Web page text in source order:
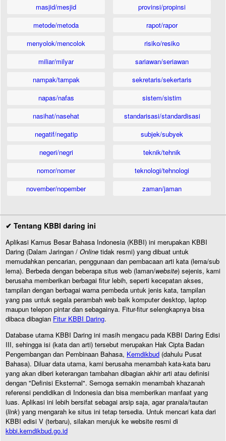
masjid/mesjid
metode/metoda
menyolok/mencolok
miliar/milyar
nampak/tampak
napas/nafas
nasihat/nasehat
negatif/negatip
negeri/negri
nomor/nomer
november/nopember
provinsi/propinsi
rapot/rapor
risiko/resiko
sariawan/seriawan
sekretaris/sekertaris
sistem/sistim
standarisasi/standardisasi
subjek/subyek
teknik/tehnik
teknologi/tehnologi
zaman/jaman
✔ Tentang KBBI daring ini
Aplikasi Kamus Besar Bahasa Indonesia (KBBI) ini merupakan KBBI
Daring (Dalam Jaringan / Online tidak resmi) yang dibuat untuk
memudahkan pencarian, penggunaan dan pembacaan arti kata (lema/sub
lema). Berbeda dengan beberapa situs web (laman/website) sejenis, kami
berusaha memberikan berbagai fitur lebih, seperti kecepatan akses,
tampilan dengan berbagai warna pembeda untuk jenis kata, tampilan
yang pas untuk segala perambah web baik komputer desktop, laptop
maupun telepon pintar dan sebagainya. Fitur-fitur selengkapnya bisa
dibaca dibagian Fitur KBBI Daring.
Database utama KBBI Daring ini masih mengacu pada KBBI Daring Edisi
III, sehingga isi (kata dan arti) tersebut merupakan Hak Cipta Badan
Pengembangan dan Pembinaan Bahasa, Kemdikbud (dahulu Pusat
Bahasa). Diluar data utama, kami berusaha menambah kata-kata baru
yang akan diberi keterangan tambahan dibagian akhir arti atau definisi
dengan "Definisi Eksternal". Semoga semakin menambah khazanah
referensi pendidikan di Indonesia dan bisa memberikan manfaat yang
luas. Aplikasi ini lebih bersifat sebagai arsip saja, agar pranala/tautan
(link) yang mengarah ke situs ini tetap tersedia. Untuk mencari kata dari
KBBI edisi V (terbaru), silakan merujuk ke website resmi di
kbbi.kemdikbud.go.id